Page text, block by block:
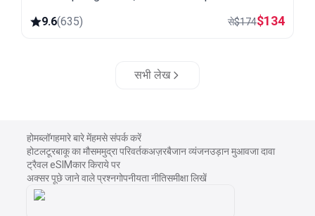
9.6(635) से$174$134
सभी लेख
होमब्लॉगहमारे बारे मेंहमसे संपर्क करें
होटलटूरबाकू का मौसममुद्रा परिवर्तकअज़रबैजान व्यंजनउड़ान मुआवजा दावा
ट्रैवल eSIMकार किराये पर
अक्सर पूछे जाने वाले प्रश्नगोपनीयता नीतिसमीक्षा लिखें